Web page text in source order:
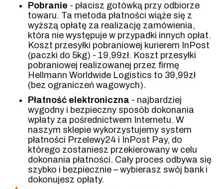
Pobranie - płacisz gotówką przy odbiorze
towaru. Ta metoda płatności wiąże się z
wyższą opłatę za realizację zamówienia,
która nie występuje w przypadki innych opłat.
Koszt przesyłki pobraniowej kurierem InPost
(paczki do 5kg) - 19,99zł. Koszt przesyłki
pobraniowej realizowanej przez firmę
Hellmann Worldwide Logistics to 39,99zł
(bez ograniczeń wagowych).
Płatność elektroniczna - najbardziej
wygodny i bezpieczny sposób dokonania
wpłaty za pośrednictwem Internetu. W
naszym sklepie wykorzystujemy system
płatności Przelewy24 i InPost Pay, do
którego zostaniesz przekierowany w celu
dokonania płatności. Cały proces odbywa się
szybko i bezpiecznie – wybierasz swój bank i
dokonujesz opłaty.